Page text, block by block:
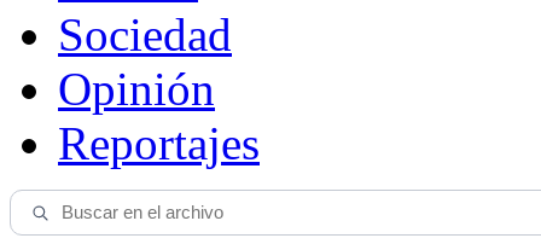
Sociedad
Opinión
Reportajes